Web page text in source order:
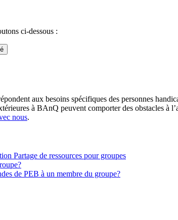
ci-dessous :
aux besoins spécifiques des personnes
à BAnQ peuvent comporter des obstacles à
nous.
Partage de ressources pour groupes
de PEB à un membre du groupe?